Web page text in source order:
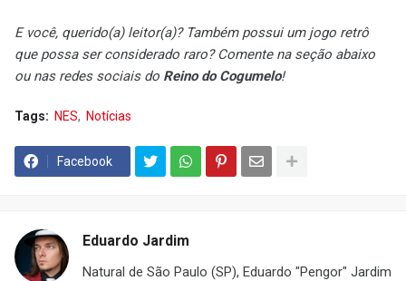
E você, querido(a) leitor(a)? Também possui um jogo retrô
que possa ser considerado raro? Comente na seção abaixo
ou nas redes sociais do Reino do Cogumelo!
Tags: NES Notícias
Facebook
Eduardo Jardim
Natural de São Paulo (SP), Eduardo "Pengor" Jardim